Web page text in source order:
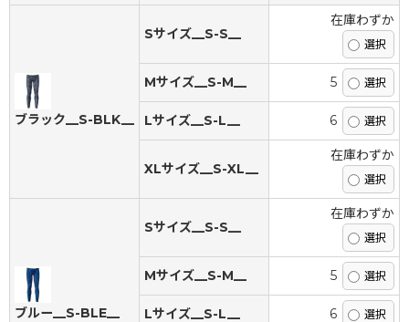
ブラック__S-BLK__
Sサイズ__S-S__
在庫わずか
Mサイズ__S-M__ 5
Lサイズ__S-L__ 6
XLサイズ__S-XL__
在庫わずか
ブルー__S-BLE__
Sサイズ__S-S__
在庫わずか
Mサイズ__S-M__ 5
Lサイズ__S-L__ 6